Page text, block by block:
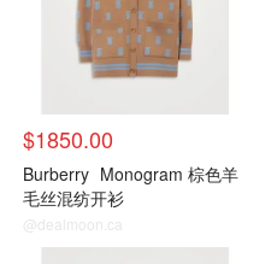
$1850.00
Burberry Monogram 棕色羊
毛丝混纺开衫
@dealmoon.ca